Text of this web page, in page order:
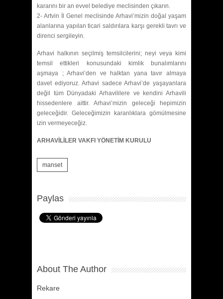
kararını bir an evvel belediye meclisinden çıkarın.
2- Artvin İl Genel meclisinde Arhavi’mizin doğal yaşam
alanlarına yapılan ticari saldırılara karşı gerekli tavrı ve
direnci sergileyin.
Arhavi halkının seçilmiş temsilcilerini; neyi veya kimi
temsil ettikleri konusundaki kimlik bunalımlarını
aşmaya ; Arhavi’den ve halktan yana tavır almaya
davet ediyoruz. Arhavi sadece Arhavi’de yaşayanlara
değil tüm Dünyadaki Arhavililere ve kendini Arhavili
hissedenlere aittir. Arhavi’mizin geleceği hepimizin
geleceğidir. Geleceğimizin karanlıklara gömülmesine
izin vermeyeceğiz.
ARHAVİLİLER VAKFI YÖNETİM KURULU
manset
Paylas
About The Author
Rekare